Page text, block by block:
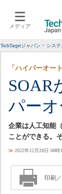
メディア
クラウド
スマートモバイル
ネットワーク
システム運用管理
TechTargetジャパン シス
パー
「ハイパーオー
企業は人工知能
ことができる。
≫ 2022年12月28日 08時
印刷